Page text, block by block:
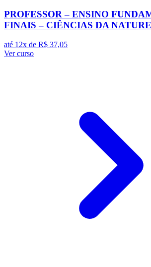
PROFESSOR – ENSINO
FINAIS – CIÊNCIAS DA
até 12x de R$ 37,05
Ver curso